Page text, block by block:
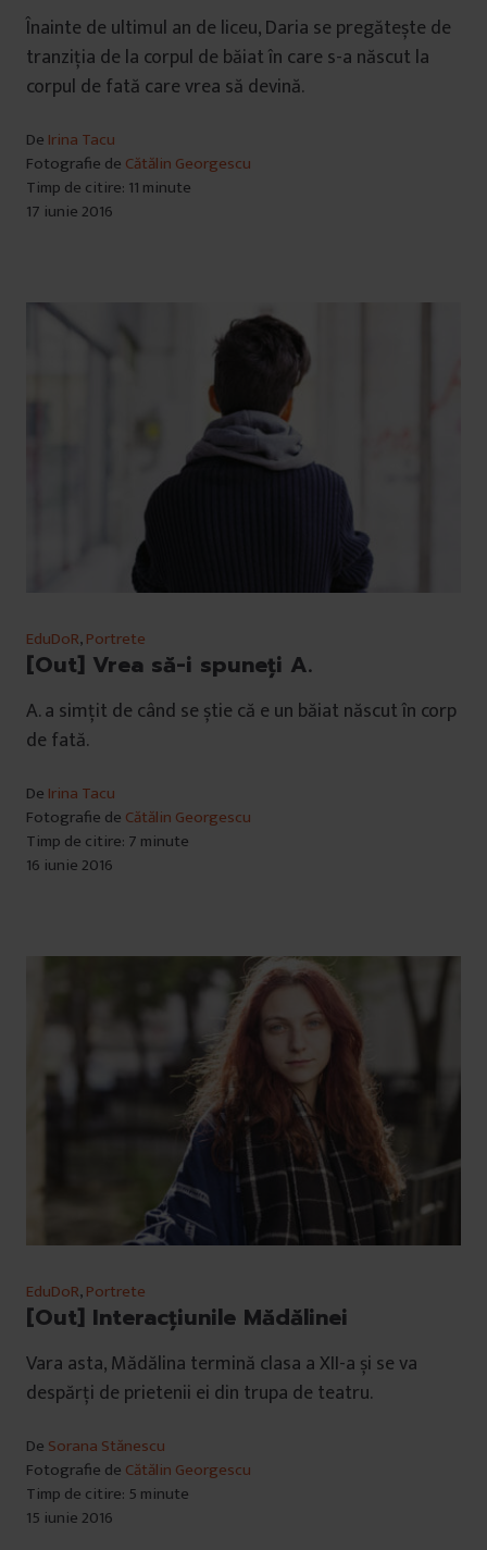
Înainte de ultimul an de liceu, Daria se pregătește de
tranziția de la corpul de băiat în care s-a născut la
corpul de fată care vrea să devină.
De Irina Tacu
Fotografie de Cătălin Georgescu
Timp de citire: 11 minute
17 iunie 2016
EduDoR,Portrete
[Out] Vrea să-i spuneți A.
A. a simțit de când se știe că e un băiat născut în corp
de fată.
De Irina Tacu
Fotografie de Cătălin Georgescu
Timp de citire: 7 minute
16 iunie 2016
EduDoR,Portrete
[Out] Interacțiunile Mădălinei
Vara asta, Mădălina termină clasa a XII-a și se va
despărți de prietenii ei din trupa de teatru.
De Sorana Stănescu
Fotografie de Cătălin Georgescu
Timp de citire: 5 minute
15 iunie 2016